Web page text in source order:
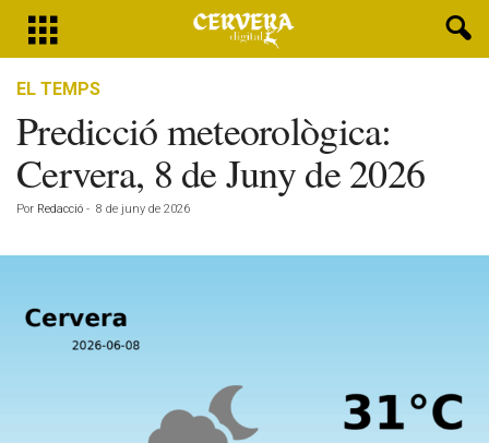
EL TEMPS
Predicció meteorològica:
Cervera, 8 de Juny de 2026
Por Redacció - 8 de juny de 2026